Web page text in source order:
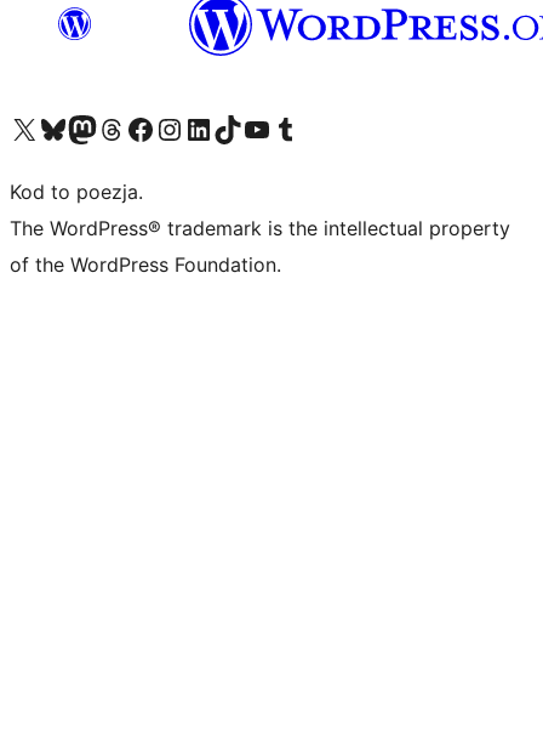
Odwiedź nasze konto X (dawniej Twitter)
Odwiedź nasze konto Bluesky
Odwiedź nasze konto na Mastodoncie
Odwiedź naszego Threadsa
Odwiedź naszego Facebooka
Odwiedź nasze konto na Instagramie
Odwiedź nasze konto na LinkedIn
Odwiedź naszego TikToka
Odwiedź nasz kanał YouTube
Odwiedź naszego Tumblra
Kod to poezja.
The WordPress® trademark is the intellectual property
of the WordPress Foundation.